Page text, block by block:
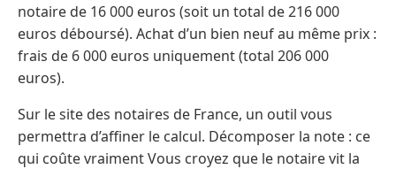
notaire de 16 000 euros (soit un total de 216 000
euros déboursé). Achat d’un bien neuf au même prix :
frais de 6 000 euros uniquement (total 206 000
euros).
Sur le site des notaires de France, un outil vous
permettra d’affiner le calcul. Décomposer la note : ce
qui coûte vraiment Vous croyez que le notaire vit la